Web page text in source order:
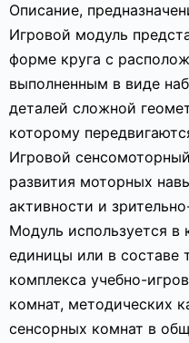
Описание,
Игровой модуль
форме круга с
выполненным в виде
деталей сложной
которому
Игровой
развития моторных
активности и
Модуль используется в
единицы или в составе
комплекса учебно-
комнат, методических
сенсорных комнат в